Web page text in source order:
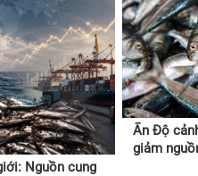
Nguồn cung
Ấn Độ
giảm